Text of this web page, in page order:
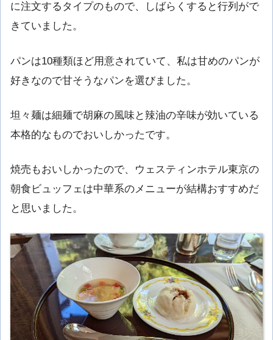
に注文するタイプのもので、しばらくすると行列がで
きていました。
パンは10種類ほど用意されていて、私は甘めのパンが
好きなので甘そうなパンを選びました。
坦々麺は細麺で胡麻の風味と辣油の辛味が効いている
本格的なものでおいしかったです。
焼売もおいしかったので、ウェスティンホテル東京の
朝食ビュッフェは中華系のメニューが結構おすすめだ
と思いました。